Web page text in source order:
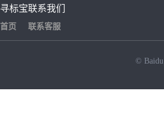
寻标宝
首页
联系我们
联系客服
© Baidu